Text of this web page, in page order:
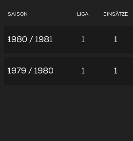
SAISON LIGA EINSÄTZE
1980 / 1981 1 1
1979 / 1980 1 1